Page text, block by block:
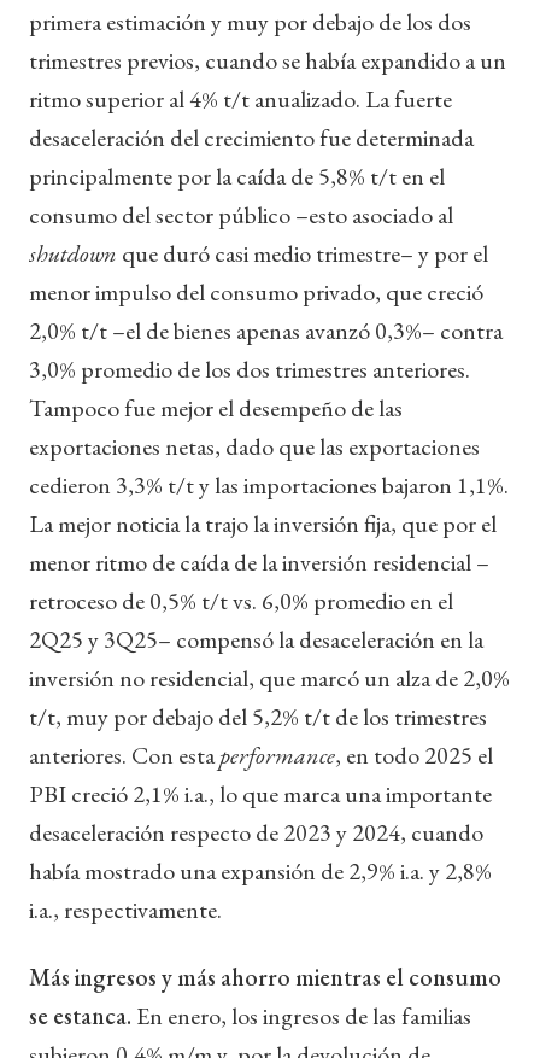
primera estimación y muy por debajo de los dos
trimestres previos, cuando se había expandido a un
ritmo superior al 4% t/t anualizado. La fuerte
desaceleración del crecimiento fue determinada
principalmente por la caída de 5,8% t/t en el
consumo del sector público –esto asociado al
shutdown que duró casi medio trimestre– y por el
menor impulso del consumo privado, que creció
2,0% t/t –el de bienes apenas avanzó 0,3%– contra
3,0% promedio de los dos trimestres anteriores.
Tampoco fue mejor el desempeño de las
exportaciones netas, dado que las exportaciones
cedieron 3,3% t/t y las importaciones bajaron 1,1%.
La mejor noticia la trajo la inversión fija, que por el
menor ritmo de caída de la inversión residencial –
retroceso de 0,5% t/t vs. 6,0% promedio en el
2Q25 y 3Q25– compensó la desaceleración en la
inversión no residencial, que marcó un alza de 2,0%
t/t, muy por debajo del 5,2% t/t de los trimestres
anteriores. Con estaperformance, en todo 2025 el
PBI creció 2,1% i.a., lo que marca una importante
desaceleración respecto de 2023 y 2024, cuando
había mostrado una expansión de 2,9% i.a. y 2,8%
i.a., respectivamente.
Más ingresos y más ahorro mientras el consumo
se estanca. En enero, los ingresos de las familias